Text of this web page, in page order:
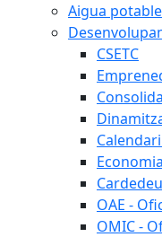
Aigua
CSETC
OAE -
OMIC -